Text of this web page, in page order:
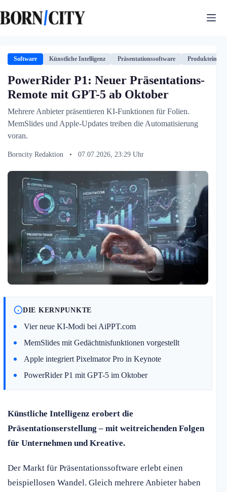
Inhalt
springen
Software Künstliche Intelligenz Präsentationssoftware
PowerRider P1: Neuer Präsentations-
Remote mit GPT-5 ab Oktober
Mehrere Anbieter präsentieren KI-Funktionen für Folien.
MemSlides und Apple-Updates treiben die Automatisierung
voran.
Borncity Redaktion • 07.07.2026, 23:29 Uhr
DIE KERNPUNKTE
Vier neue KI-Modi bei AiPPT.com
MemSlides mit Gedächtnisfunktionen vorgestellt
Apple integriert Pixelmator Pro in Keynote
PowerRider P1 mit GPT-5 im Oktober
Künstliche Intelligenz erobert die
Präsentationserstellung – mit weitreichenden Folgen
für Unternehmen und Kreative.
Der Markt für Präsentationssoftware erlebt einen
beispiellosen Wandel. Gleich mehrere Anbieter haben